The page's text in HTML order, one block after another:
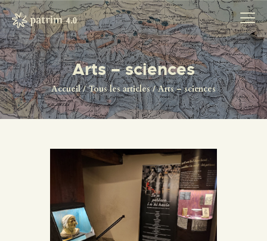
Arts – sciences
Accueil Tous les articles Arts – sciences
ACCUEIL
PYRENOTECA 4.0
LE RÉSEAU
CONTACTS